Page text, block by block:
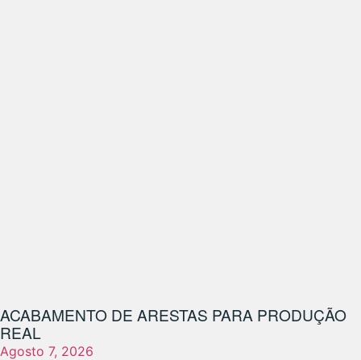
ACABAMENTO DE ARESTAS PARA PRODUÇÃO
REAL
Agosto 7, 2026